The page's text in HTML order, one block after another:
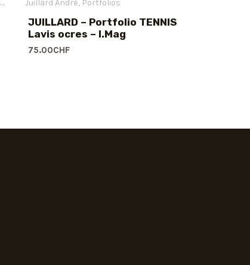
Offsets
Juillard André Portfolios
JUILLARD – Portfolio TENNIS
Lavis ocres – I.Mag
75.00CHF